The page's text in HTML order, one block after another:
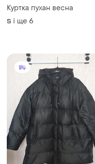
Куртка пухан весна
S і ще 6